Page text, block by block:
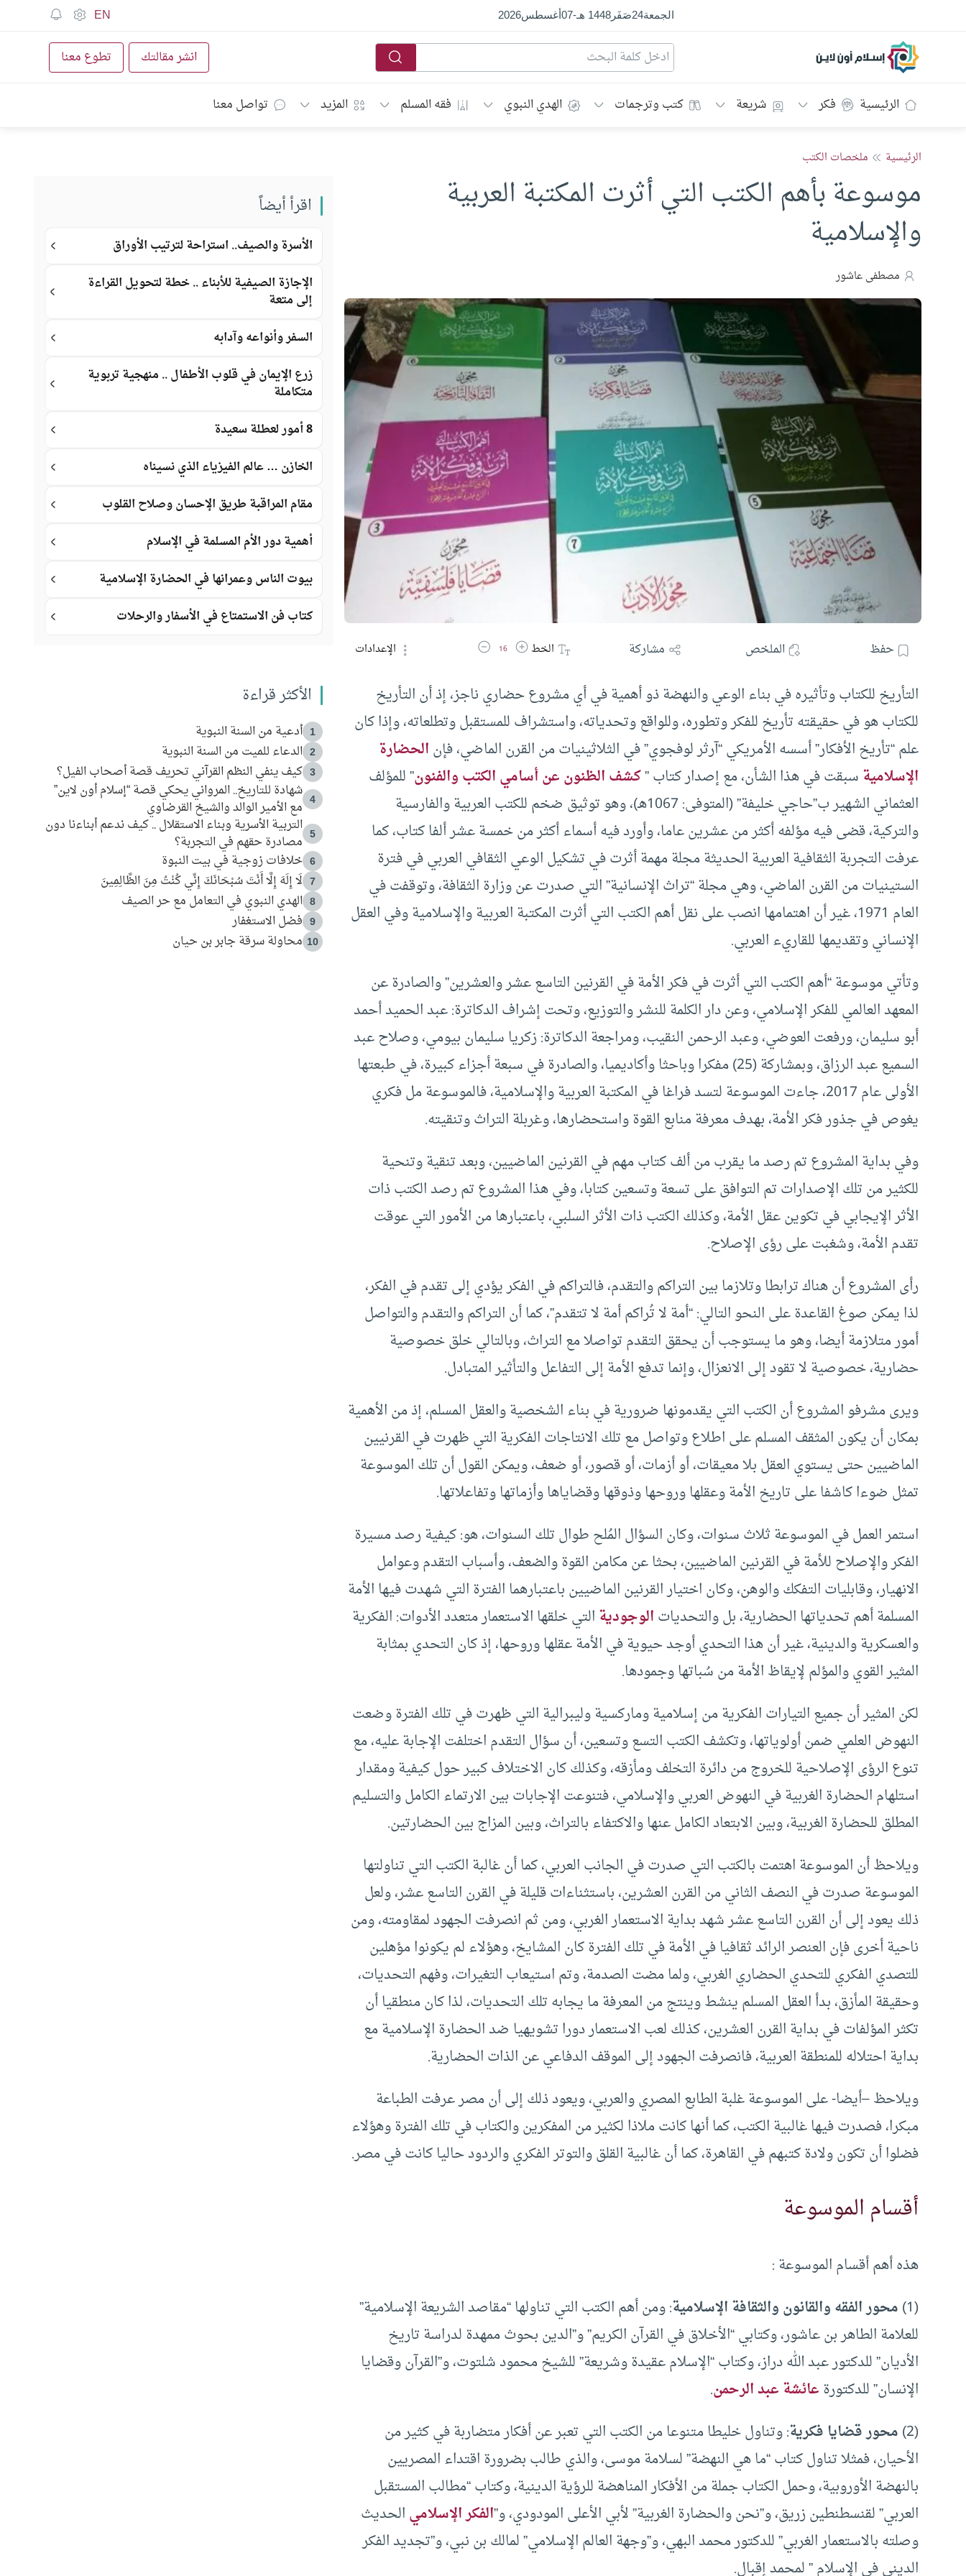
الجمعة24صَفَر1448 هـ -
07أغسطس2026
EN
إسلام أون لاين انشر مقالتك تطوع معنا
الرئيسية فكر شريعة كتب وترجمات الهدي النبوي فقه المسلم المزيد تواصل معنا
الرئيسية ملخصات الكتب
موسوعة بأهم الكتب التي أثرت المكتبة العربية
والإسلامية
مصطفى عاشور
حفظ الملخص مشاركة الخطزيادة حجم الخط
16 تقليل حجم الخط الإعدادات
التأريخ للكتاب وتأثيره في بناء الوعي والنهضة ذو أهمية في أي مشروع حضاري ناجز، إذ أن التأريخ
للكتاب هو في حقيقته تأريخ للفكر وتطوره، وللواقع وتحدياته، واستشراف للمستقبل وتطلعاته، وإذا كان
علم “تأريخ الأفكار” أسسه الأمريكي “آرثر لوفجوي” في الثلاثينيات من القرن الماضي، فإنالحضارة
الإسلاميةسبقت في هذا الشأن، مع إصدار كتاب ”كشف الظنون عن أسامي الكتب والفنون” للمؤلف
العثماني الشهير ب”حاجي خليفة” (المتوفى: 1067هـ)، وهو توثيق ضخم للكتب العربية والفارسية
والتركية، قضى فيه مؤلفه أكثر من عشرين عاما، وأورد فيه أسماء أكثر من خمسة عشر ألفا كتاب، كما
عرفت التجربة الثقافية العربية الحديثة مجلة مهمة أثرت في تشكيل الوعي الثقافي العربي في فترة
الستينيات من القرن الماضي، وهي مجلة “تراث الإنسانية” التي صدرت عن وزارة الثقافة، وتوقفت في
العام 1971، غير أن اهتمامها انصب على نقل أهم الكتب التي أثرت المكتبة العربية والإسلامية وفي العقل
الإنساني وتقديمها للقاريء العربي.
وتأتي موسوعة “أهم الكتب التي أثرت في فكر الأمة في القرنين التاسع عشر والعشرين” والصادرة عن
المعهد العالمي للفكر الإسلامي، وعن دار الكلمة للنشر والتوزيع، وتحت إشراف الدكاترة: عبد الحميد أحمد
أبو سليمان، ورفعت العوضي، وعبد الرحمن النقيب، ومراجعة الدكاترة: زكريا سليمان بيومي، وصلاح عبد
السميع عبد الرزاق، وبمشاركة (25) مفكرا وباحثا وأكاديميا، والصادرة في سبعة أجزاء كبيرة، في طبعتها
الأولى عام 2017، جاءت الموسوعة لتسد فراغا في المكتبة العربية والإسلامية، فالموسوعة مل فكري
يغوص في جذور فكر الأمة، بهدف معرفة منابع القوة واستحضارها، وغربلة التراث وتنقيته.
وفي بداية المشروع تم رصد ما يقرب من ألف كتاب مهم في القرنين الماضيين، وبعد تنقية وتنحية
للكثير من تلك الإصدارات تم التوافق على تسعة وتسعين كتابا، وفي هذا المشروع تم رصد الكتب ذات
الأثر الإيجابي في تكوين عقل الأمة، وكذلك الكتب ذات الأثر السلبي، باعتبارها من الأمور التي عوقت
تقدم الأمة، وشغبت على رؤى الإصلاح.
رأى المشروع أن هناك ترابطا وتلازما بين التراكم والتقدم، فالتراكم في الفكر يؤدي إلى تقدم في الفكر،
لذا يمكن صوغ القاعدة على النحو التالي: “أمة لا تُراكم أمة لا تتقدم”، كما أن التراكم والتقدم والتواصل
أمور متلازمة أيضا، وهو ما يستوجب أن يحقق التقدم تواصلا مع التراث، وبالتالي خلق خصوصية
حضارية، خصوصية لا تقود إلى الانعزال، وإنما تدفع الأمة إلى التفاعل والتأثير المتبادل.
ويرى مشرفو المشروع أن الكتب التي يقدمونها ضرورية في بناء الشخصية والعقل المسلم، إذ من الأهمية
بمكان أن يكون المثقف المسلم على اطلاع وتواصل مع تلك الانتاجات الفكرية التي ظهرت في القرنيين
الماضيين حتى يستوي العقل بلا معيقات، أو أزمات، أو قصور، أو ضعف، ويمكن القول أن تلك الموسوعة
تمثل ضوءا كاشفا على تاريخ الأمة وعقلها وروحها وذوقها وقضاياها وأزماتها وتفاعلاتها.
استمر العمل في الموسوعة ثلاث سنوات، وكان السؤال المُلح طوال تلك السنوات، هو: كيفية رصد مسيرة
الفكر والإصلاح للأمة في القرنين الماضيين، بحثا عن مكامن القوة والضعف، وأسباب التقدم وعوامل
الانهيار، وقابليات التفكك والوهن، وكان اختيار القرنين الماضيين باعتبارهما الفترة التي شهدت فيها الأمة
المسلمة أهم تحدياتها الحضارية، بل والتحدياتالوجوديةالتي خلقها الاستعمار متعدد الأدوات: الفكرية
والعسكرية والدينية، غير أن هذا التحدي أوجد حيوية في الأمة عقلها وروحها، إذ كان التحدي بمثابة
المثير القوي والمؤلم لإيقاظ الأمة من سُباتها وجمودها.
لكن المثير أن جميع التيارات الفكرية من إسلامية وماركسية وليبرالية التي ظهرت في تلك الفترة وضعت
النهوض العلمي ضمن أولوياتها، وتكشف الكتب التسع وتسعين، أن سؤال التقدم اختلفت الإجابة عليه، مع
تنوع الرؤى الإصلاحية للخروج من دائرة التخلف ومأزقه، وكذلك كان الاختلاف كبير حول كيفية ومقدار
استلهام الحضارة الغربية في النهوض العربي والإسلامي، فتنوعت الإجابات بين الارتماء الكامل والتسليم
المطلق للحضارة الغربية، وبين الابتعاد الكامل عنها والاكتفاء بالتراث، وبين المزاج بين الحضارتين.
ويلاحظ أن الموسوعة اهتمت بالكتب التي صدرت في الجانب العربي، كما أن غالبة الكتب التي تناولتها
الموسوعة صدرت في النصف الثاني من القرن العشرين، باستثناءات قليلة في القرن التاسع عشر، ولعل
ذلك يعود إلى أن القرن التاسع عشر شهد بداية الاستعمار الغربي، ومن ثم انصرفت الجهود لمقاومته، ومن
ناحية أخرى فإن العنصر الرائد ثقافيا في الأمة في تلك الفترة كان المشايخ، وهؤلاء لم يكونوا مؤهلين
للتصدي الفكري للتحدي الحضاري الغربي، ولما مضت الصدمة، وتم استيعاب التغيرات، وفهم التحديات،
وحقيقة المأزق، بدأ العقل المسلم ينشط وينتج من المعرفة ما يجابه تلك التحديات، لذا كان منطقيا أن
تكثر المؤلفات في بداية القرن العشرين، كذلك لعب الاستعمار دورا تشويهيا ضد الحضارة الإسلامية مع
بداية احتلاله للمنطقة العربية، فانصرفت الجهود إلى الموقف الدفاعي عن الذات الحضارية.
ويلاحظ –أيضا- على الموسوعة غلبة الطابع المصري والعربي، ويعود ذلك إلى أن مصر عرفت الطباعة
مبكرا، فصدرت فيها غالبية الكتب، كما أنها كانت ملاذا لكثير من المفكرين والكتاب في تلك الفترة وهؤلاء
فضلوا أن تكون ولادة كتبهم في القاهرة، كما أن غالبية القلق والتوتر الفكري والردود حاليا كانت في مصر.
أقسام الموسوعة
هذه أهم أقسام الموسوعة :
(1)
محور الفقه والقانون والثقافة الإسلامية: ومن أهم الكتب التي تناولها “مقاصد الشريعة الإسلامية”
للعلامة الطاهر بن عاشور، وكتابي “الأخلاق في القرآن الكريم” و”الدين بحوث ممهدة لدراسة تاريخ
الأديان” للدكتور عبد الله دراز، وكتاب “الإسلام عقيدة وشريعة” للشيخ محمود شلتوت، و”القرآن وقضايا
الإنسان” للدكتورةعائشة عبد الرحمن.
(2)
محور قضايا فكرية: وتناول خليطا متنوعا من الكتب التي تعبر عن أفكار متضاربة في كثير من
الأحيان، فمثلا تناول كتاب “ما هي النهضة” لسلامة موسى، والذي طالب بضرورة اقتداء المصريين
بالنهضة الأوروبية، وحمل الكتاب جملة من الأفكار المناهضة للرؤية الدينية، وكتاب “مطالب المستقبل
العربي” لقنسطنطين زريق، و”نحن والحضارة الغربية” لأبي الأعلى المودودي، و”الفكر الإسلاميالحديث
وصلته بالاستعمار الغربي” للدكتور محمد البهي، و”وجهة العالم الإسلامي” لمالك بن نبي، و”تجديد الفكر
الديني في الإسلام ” لمحمد إقبال.
اقرأ أيضاً
الأسرة والصيف.. استراحة لترتيب الأوراق
الإجازة الصيفية للأبناء .. خطة لتحويل القراءة
إلى متعة
السفر وأنواعه وآدابه
زرع الإيمان في قلوب الأطفال .. منهجية تربوية
متكاملة
8 أمور لعطلة سعيدة
الخازن … عالم الفيزياء الذي نسيناه
مقام المراقبة طريق الإحسان وصلاح القلوب
أهمية دور الأم المسلمة في الإسلام
بيوت الناس وعمرانها في الحضارة الإسلامية
كتاب فن الاستمتاع في الأسفار والرحلات
الأكثر قراءة
1 أدعية من السنة النبوية
2 الدعاء للميت من السنة النبوية
3 كيف ينفي النظم القرآني تحريف قصة أصحاب الفيل؟
4
شهادة للتاريخ.. المرواني يحكي قصة “إسلام أون لاين”
مع الأمير الوالد والشيخ القرضاوي
5
التربية الأسرية وبناء الاستقلال .. كيف ندعم أبناءنا دون
مصادرة حقهم في التجربة؟
6 خلافات زوجية في بيت النبوة
7 لَا إِلَهَ إِلَّا أَنْتَ سُبْحَانَكَ إِنِّي كُنْتُ مِنَ الظَّالِمِينَ
8 الهدي النبوي في التعامل مع حر الصيف
9 فضل الاستغفار
10 محاولة سرقة جابر بن حيان